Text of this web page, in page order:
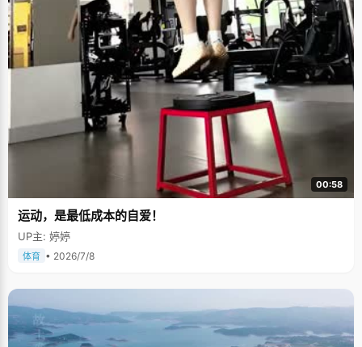
00:58
运动，是最低成本的自爱！
UP主: 婷婷
体育 • 2026/7/8